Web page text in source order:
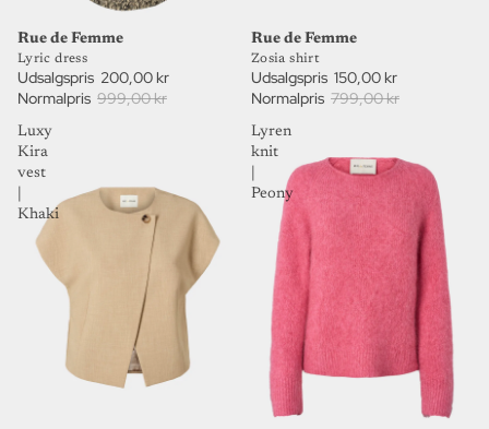
UDSALG
80%
Rue de Femme
Lyric dress
Udsalgspris 200,00 kr
Normalpris 999,00 kr
UDSALG
81%
Rue de Femme
Zosia shirt
Udsalgspris 150,00 kr
Normalpris 799,00 kr
Luxy
Kira
vest
Khaki
Lyren
knit
Peony